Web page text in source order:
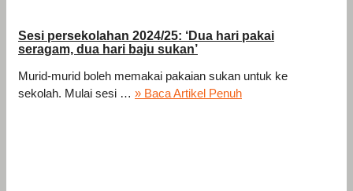
Sesi persekolahan 2024/25: ‘Dua hari pakai
seragam, dua hari baju sukan’
Murid-murid boleh memakai pakaian sukan untuk ke
sekolah. Mulai sesi … » Baca Artikel Penuh